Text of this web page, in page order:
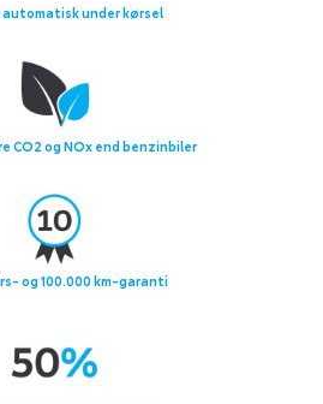
under kørsel
CO2 og NOx end benzinbiler
og 100.000 km-garanti